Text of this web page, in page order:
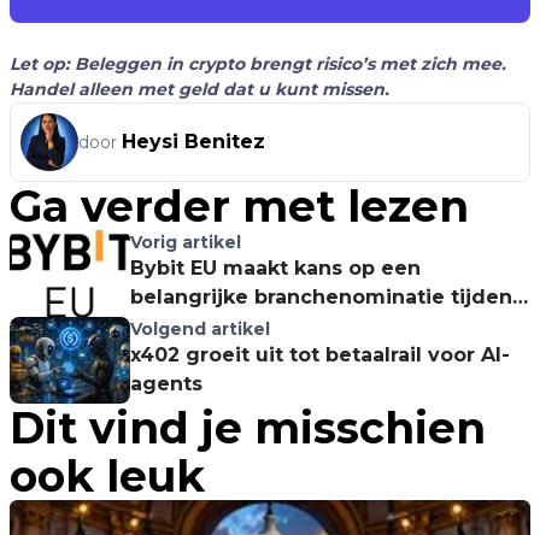
Let op: Beleggen in crypto brengt risico’s met zich mee.
Handel alleen met geld dat u kunt missen.
door Heysi Benitez
Ga verder met lezen
Vorig artikel
Bybit EU maakt kans op een
belangrijke branchenominatie tijdens
de Dutch Blockchain Week
Volgend artikel
x402 groeit uit tot betaalrail voor AI-
agents
Dit vind je misschien
ook leuk